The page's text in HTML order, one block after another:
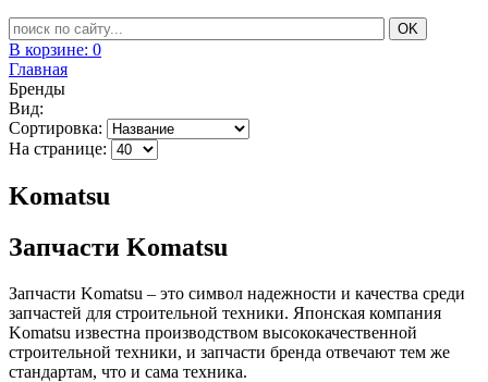
В корзине: 0
Главная
Бренды
Вид:
Сортировка:
На странице:
Komatsu
Запчасти Komatsu
Запчасти Komatsu – это символ надежности и качества среди
запчастей для строительной техники. Японская компания
Komatsu известна производством высококачественной
строительной техники, и запчасти бренда отвечают тем же
стандартам, что и сама техника.